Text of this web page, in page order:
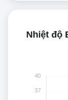
Nhiệt độ
40
37